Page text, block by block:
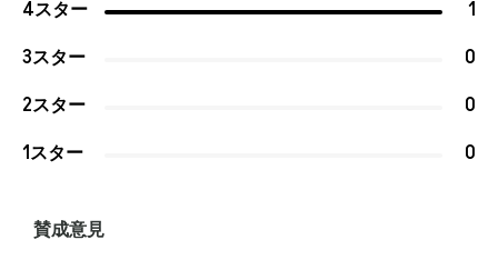
4スター 1
3スター 0
2スター 0
1スター 0
賛成意見